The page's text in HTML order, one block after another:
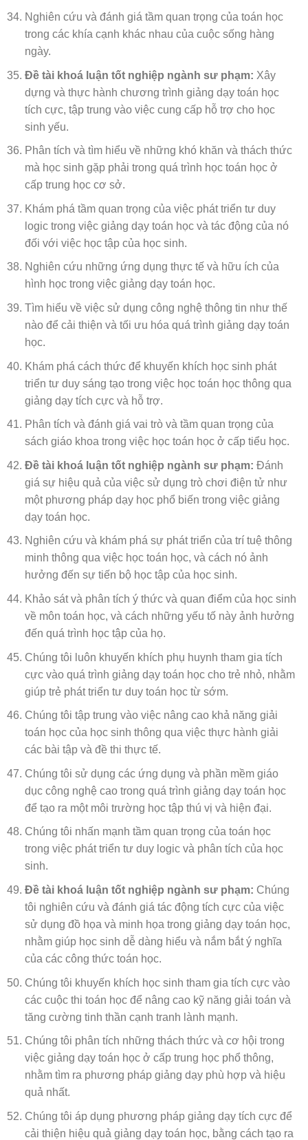
Nghiên cứu và đánh giá tầm quan trọng của toán học
trong các khía cạnh khác nhau của cuộc sống hàng
ngày.
Đề tài khoá luận tốt nghiệp ngành sư phạm: Xây
dựng và thực hành chương trình giảng dạy toán học
tích cực, tập trung vào việc cung cấp hỗ trợ cho học
sinh yếu.
Phân tích và tìm hiểu về những khó khăn và thách thức
mà học sinh gặp phải trong quá trình học toán học ở
cấp trung học cơ sở.
Khám phá tầm quan trọng của việc phát triển tư duy
logic trong việc giảng dạy toán học và tác động của nó
đối với việc học tập của học sinh.
Nghiên cứu những ứng dụng thực tế và hữu ích của
hình học trong việc giảng dạy toán học.
Tìm hiểu về việc sử dụng công nghệ thông tin như thế
nào để cải thiện và tối ưu hóa quá trình giảng dạy toán
học.
Khám phá cách thức để khuyến khích học sinh phát
triển tư duy sáng tạo trong việc học toán học thông qua
giảng dạy tích cực và hỗ trợ.
Phân tích và đánh giá vai trò và tầm quan trọng của
sách giáo khoa trong việc học toán học ở cấp tiểu học.
Đề tài khoá luận tốt nghiệp ngành sư phạm: Đánh
giá sự hiệu quả của việc sử dụng trò chơi điện tử như
một phương pháp dạy học phổ biến trong việc giảng
dạy toán học.
Nghiên cứu và khám phá sự phát triển của trí tuệ thông
minh thông qua việc học toán học, và cách nó ảnh
hưởng đến sự tiến bộ học tập của học sinh.
Khảo sát và phân tích ý thức và quan điểm của học sinh
về môn toán học, và cách những yếu tố này ảnh hưởng
đến quá trình học tập của họ.
Chúng tôi luôn khuyến khích phụ huynh tham gia tích
cực vào quá trình giảng dạy toán học cho trẻ nhỏ, nhằm
giúp trẻ phát triển tư duy toán học từ sớm.
Chúng tôi tập trung vào việc nâng cao khả năng giải
toán học của học sinh thông qua việc thực hành giải
các bài tập và đề thi thực tế.
Chúng tôi sử dụng các ứng dụng và phần mềm giáo
dục công nghệ cao trong quá trình giảng dạy toán học
để tạo ra một môi trường học tập thú vị và hiện đại.
Chúng tôi nhấn mạnh tầm quan trọng của toán học
trong việc phát triển tư duy logic và phân tích của học
sinh.
Đề tài khoá luận tốt nghiệp ngành sư phạm: Chúng
tôi nghiên cứu và đánh giá tác động tích cực của việc
sử dụng đồ họa và minh họa trong giảng dạy toán học,
nhằm giúp học sinh dễ dàng hiểu và nắm bắt ý nghĩa
của các công thức toán học.
Chúng tôi khuyến khích học sinh tham gia tích cực vào
các cuộc thi toán học để nâng cao kỹ năng giải toán và
tăng cường tinh thần cạnh tranh lành mạnh.
Chúng tôi phân tích những thách thức và cơ hội trong
việc giảng dạy toán học ở cấp trung học phổ thông,
nhằm tìm ra phương pháp giảng dạy phù hợp và hiệu
quả nhất.
Chúng tôi áp dụng phương pháp giảng dạy tích cực để
cải thiện hiệu quả giảng dạy toán học, bằng cách tạo ra